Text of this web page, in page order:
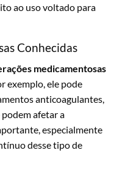
ao uso voltado para
Conhecidas
medicamentosas
exemplo, ele pode
anticoagulantes,
afetar a
especialmente
desse tipo de